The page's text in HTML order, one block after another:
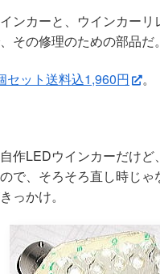
ンカーと、ウインカーリ
その修理のための部品だ。
セット送料込1,960円 。
作LEDウインカーだけど
で、そろそろ直し時じゃ
っかけ。